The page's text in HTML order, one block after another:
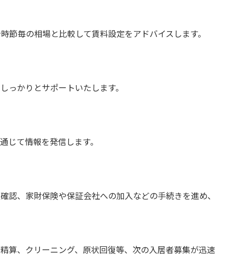
毎の相場と比較して賃料設定をアドバイスします。
かりとサポートいたします。
て情報を発信します。
、家財保険や保証会社への加入などの手続きを進め、
算、クリーニング、原状回復等、次の入居者募集が迅速